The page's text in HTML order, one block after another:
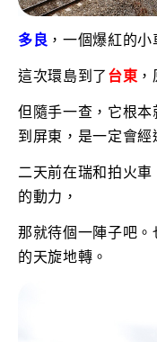
多良 ，一個爆紅的
這次環島到了 台東
但隨手一查，它根
到屏東，是一定會經
二天前在瑞和拍火
的動力，
那就待個一陣子吧
的天旋地轉。